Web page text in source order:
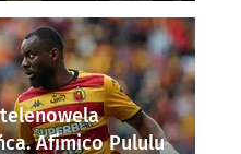
Afimico Pululu